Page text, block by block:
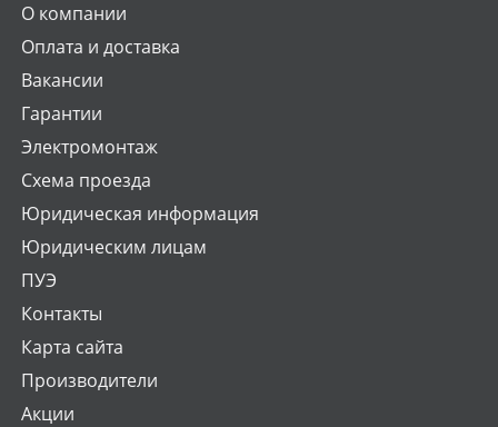
О компании
Оплата и доставка
Вакансии
Гарантии
Электромонтаж
Схема проезда
Юридическая информация
Юридическим лицам
ПУЭ
Контакты
Карта сайта
Производители
Акции